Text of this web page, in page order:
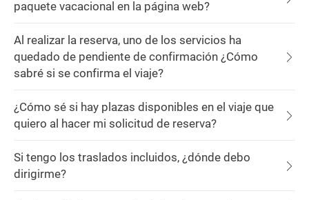
paquete vacacional en la página web?
Al realizar la reserva, uno de los servicios ha
quedado de pendiente de confirmación ¿Cómo
sabré si se confirma el viaje?
¿Cómo sé si hay plazas disponibles en el viaje que
quiero al hacer mi solicitud de reserva?
Si tengo los traslados incluidos, ¿dónde debo
dirigirme?